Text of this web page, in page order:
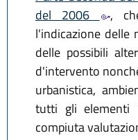
del 2006
,
l'indicazione delle
delle possibili
d'intervento
urbanistica,
tutti gli elementi
compiuta